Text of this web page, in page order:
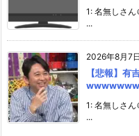
1: 名無しさ
...
2026年8月7日
【悲報】
1: 名無しさ
...